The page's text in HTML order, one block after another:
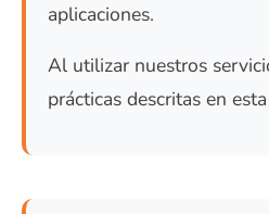
aplicaciones.
Al utilizar nuestros
prácticas descritas en